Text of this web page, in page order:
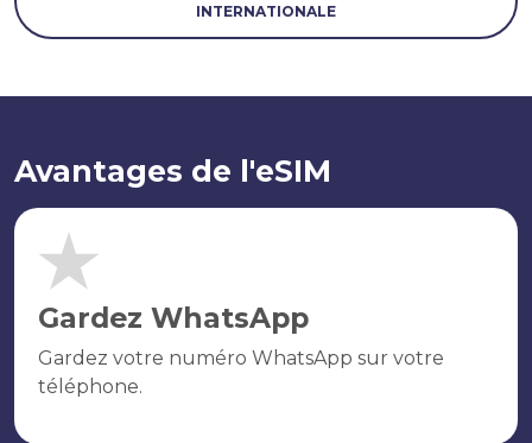
INTERNATIONALE
Avantages de l'eSIM
Gardez WhatsApp
Gardez votre numéro WhatsApp sur votre
téléphone.